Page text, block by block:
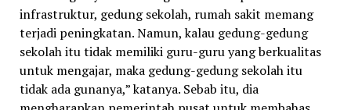
infrastruktur, gedung sekolah, rumah sakit memang
terjadi peningkatan. Namun, kalau gedung-gedung
sekolah itu tidak memiliki guru-guru yang berkualitas
untuk mengajar, maka gedung-gedung sekolah itu
tidak ada gunanya,” katanya. Sebab itu, dia